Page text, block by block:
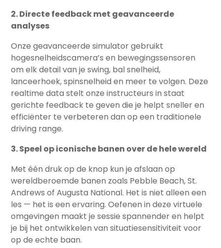
2. Directe feedback met geavanceerde
analyses
Onze geavanceerde simulator gebruikt
hogesnelheidscamera’s en bewegingssensoren
om elk detail van je swing, bal snelheid,
lanceerhoek, spinsnelheid en meer te volgen. Deze
realtime data stelt onze instructeurs in staat
gerichte feedback te geven die je helpt sneller en
efficiënter te verbeteren dan op een traditionele
driving range.
3. Speel op iconische banen over de hele wereld
Met één druk op de knop kun je afslaan op
wereldberoemde banen zoals Pebble Beach, St.
Andrews of Augusta National. Het is niet alleen een
les — het is een ervaring. Oefenen in deze virtuele
omgevingen maakt je sessie spannender en helpt
je bij het ontwikkelen van situatiesensitiviteit voor
op de echte baan.